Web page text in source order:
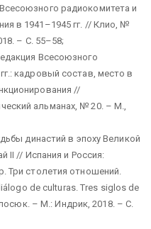
радиокомитета и
в 1941–1945 гг. // Клио, №
– С. 55–58;
Всесоюзного
кадровый состав, место в
//
альманах, № 20. – М.,
династий в эпоху Великой
II // Испания и Россия:
Три столетия отношений.
de culturas. Tres siglos de
– М.: Индрик, 2018. – С.